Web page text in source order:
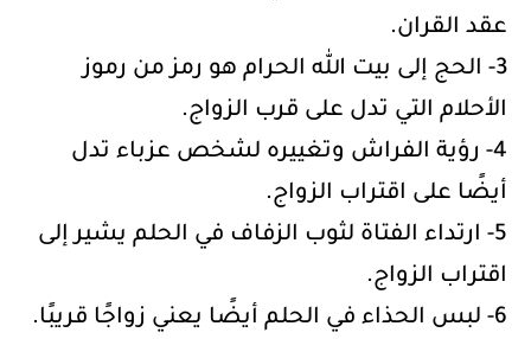
عقد القران.
3- الحج إلى بيت الله الحرام هو رمز من رموز
الأحلام التي تدل على قرب الزواج.
4- رؤية الفراش وتغييره لشخص عزباء تدل
أيضًا على اقتراب الزواج.
5- ارتداء الفتاة لثوب الزفاف في الحلم يشير إلى
اقتراب الزواج.
6- لبس الحذاء في الحلم أيضًا يعني زواجًا قريبًا.